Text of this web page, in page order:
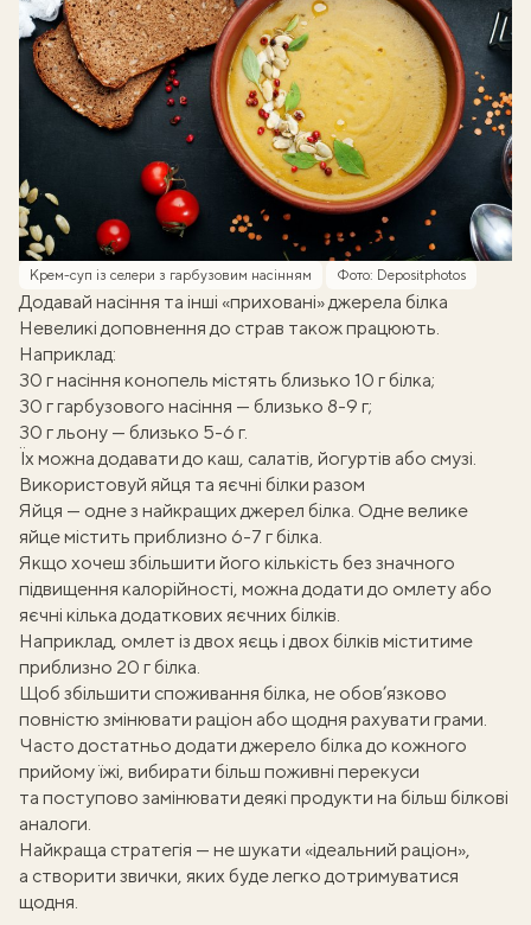
Крем-суп із селери з гарбузовим насінням Фото: Depositphotos
Додавай насіння та інші «приховані» джерела білка
Невеликі доповнення до страв також працюють.
Наприклад:
30 г насіння конопель містять близько 10 г білка;
30 г гарбузового насіння — близько 8-9 г;
30 г льону — близько 5-6 г.
Їх можна додавати до каш, салатів, йогуртів або смузі.
Використовуй яйця та яєчні білки разом
Яйця — одне з найкращих джерел білка. Одне велике
яйце містить приблизно 6-7 г білка.
Якщо хочеш збільшити його кількість без значного
підвищення калорійності, можна додати до омлету або
яєчні кілька додаткових яєчних білків.
Наприклад, омлет із двох яєць і двох білків міститиме
приблизно 20 г білка.
Щоб збільшити споживання білка, не обов’язково
повністю змінювати раціон або щодня рахувати грами.
Часто достатньо додати джерело білка до кожного
прийому їжі, вибирати більш поживні перекуси
та поступово замінювати деякі продукти на більш білкові
аналоги.
Найкраща стратегія — не шукати «ідеальний раціон»,
а створити звички, яких буде легко дотримуватися
щодня.